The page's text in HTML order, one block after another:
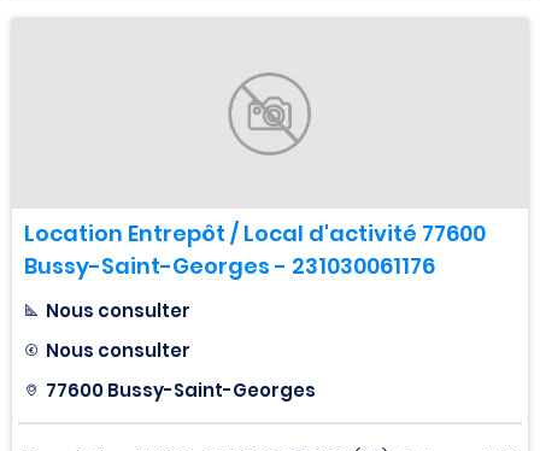
Location Entrepôt / Local d'activité 77600
Bussy-Saint-Georges - 231030061176
Nous consulter
Nous consulter
77600 Bussy-Saint-Georges